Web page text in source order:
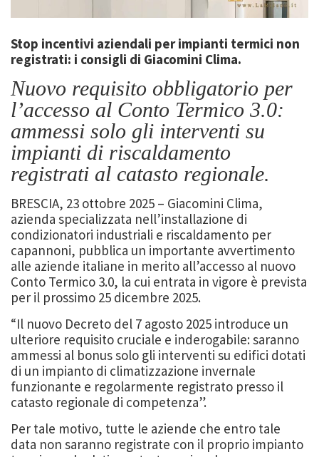
Stop incentivi aziendali per impianti termici non
registrati: i consigli di Giacomini Clima.
Nuovo requisito obbligatorio per
l’accesso al Conto Termico 3.0:
ammessi solo gli interventi su
impianti di riscaldamento
registrati al catasto regionale.
BRESCIA, 23 ottobre 2025 – Giacomini Clima,
azienda specializzata nell’installazione di
condizionatori industriali e riscaldamento per
capannoni, pubblica un importante avvertimento
alle aziende italiane in merito all’accesso al nuovo
Conto Termico 3.0, la cui entrata in vigore è prevista
per il prossimo 25 dicembre 2025.
“Il nuovo Decreto del 7 agosto 2025 introduce un
ulteriore requisito cruciale e inderogabile: saranno
ammessi al bonus solo gli interventi su edifici dotati
di un impianto di climatizzazione invernale
funzionante e regolarmente registrato presso il
catasto regionale di competenza”.
Per tale motivo, tutte le aziende che entro tale
data non saranno registrate con il proprio impianto